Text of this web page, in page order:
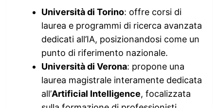
Università di Torino: offre corsi di
laurea e programmi di ricerca avanzata
dedicati all’IA, posizionandosi come un
punto di riferimento nazionale.
Università di Verona: propone una
laurea magistrale interamente dedicata
all’Artificial Intelligence, focalizzata